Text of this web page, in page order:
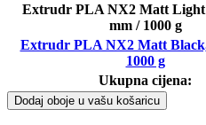
Extrudr PLA NX2 Matt Light
mm / 1000 g
Extrudr PLA NX2 Matt
1000 g
Ukupna cijena:
Dodaj oboje u vašu košaricu